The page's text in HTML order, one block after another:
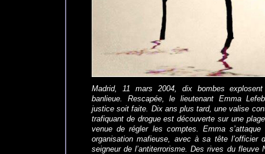
Madrid, 11 mars 2004, dix bombes
banlieue. Rescapée, le lieutenant Emma
justice soit faite. Dix ans plus tard, une valise
trafiquant de drogue est découverte sur une
venue de régler les comptes. Emma
organisation mafieuse, avec à sa tête l’officier
seigneur de l’antiterrorisme. Des rives du fleuve